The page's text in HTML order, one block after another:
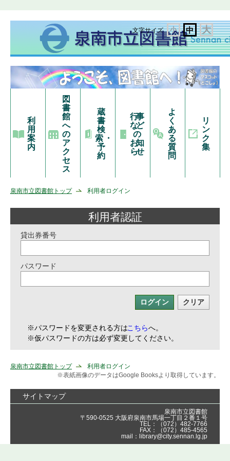
文字サイズ 小 中 大
利
用
案
内
図
書
館
へ
の
ア
ク
セ
ス
蔵
書
検
索・
予
約
行事
など
の
お知
らせ
よ
く
あ
る
質
問
リ
ン
ク
集
泉南市立図書館トップ 利用者ログイン
利用者認証
貸出券番号
パスワード
※パスワードを変更される方はこちらへ。
※仮パスワードの方は必ず変更してください。
泉南市立図書館トップ
利用者ログイン
※表紙画像のデータはGoogle Booksより取得しています。
サイトマップ
泉南市立図書館
〒590-0525 大阪府泉南市馬場一丁目２番１号
TEL：（072）482-7766
FAX：（072）485-4565
mail：library@city.sennan.lg.jp